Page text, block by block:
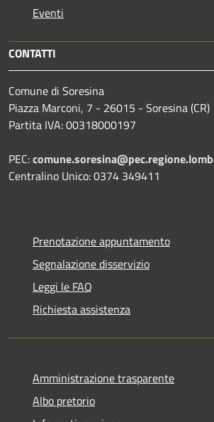
Eventi
CONTATTI
Comune di Soresina
Piazza Marconi, 7 - 26015 - Soresina (CR)
Partita IVA: 00318000197
PEC:
Centralino Unico: 0374 349411
Prenotazione appuntamento
Segnalazione disservizio
Leggi le FAQ
Richiesta assistenza
Amministrazione trasparente
Albo pretorio